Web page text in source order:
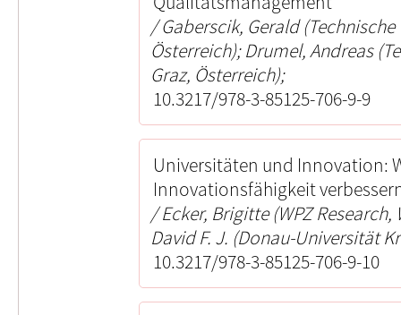
Gaberscik, Gerald
Österreich); Drumel, Andreas
Graz, Österreich);
10.3217/978-3-85125-706-9-9
Universitäten und Innovation:
Innovationsfähigkeit
Ecker, Brigitte (WPZ
David F. J. (Donau-Universität
10.3217/978-3-85125-706-9-10